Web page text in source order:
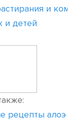
и
и детей
рецепты